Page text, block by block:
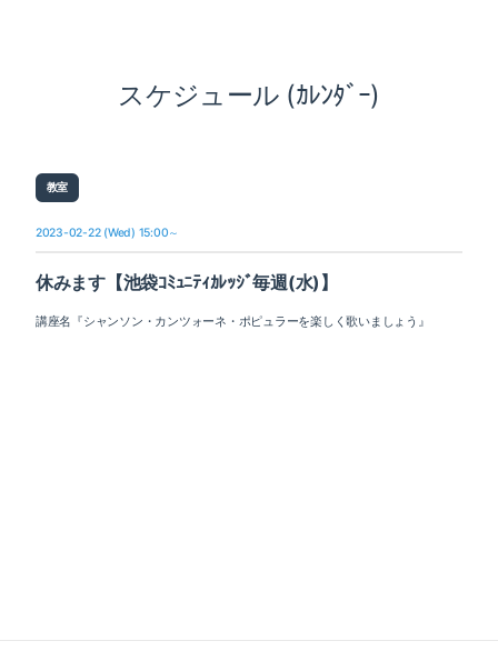
スケジュール (ｶﾚﾝﾀﾞｰ)
教室
2023-02-22 (Wed) 15:00～
休みます【池袋ｺﾐｭﾆﾃｨｶﾚｯｼﾞ毎週(水)】
講座名『シャンソン・カンツォーネ・ポピュラーを楽しく歌いましょう』